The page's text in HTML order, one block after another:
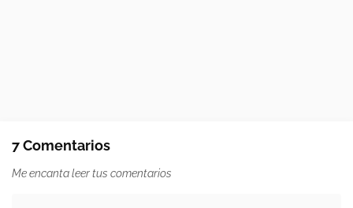
7 Comentarios
Me encanta leer tus comentarios